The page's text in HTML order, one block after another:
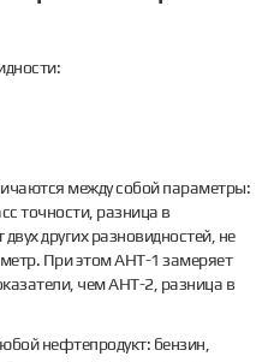
между собой параметры:
точности, разница в
других разновидностей, не
При этом АНТ-1 замеряет
чем АНТ-2, разница в
нефтепродукт: бензин,